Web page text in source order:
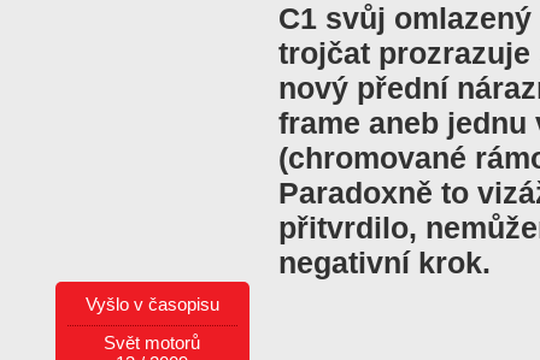
C1 svůj
trojčat prozrazuje
nový přední
frame aneb jednu
(chromované
Paradoxně to
přitvrdilo,
negativní krok.
Vyšlo v časopisu
Svět motorů